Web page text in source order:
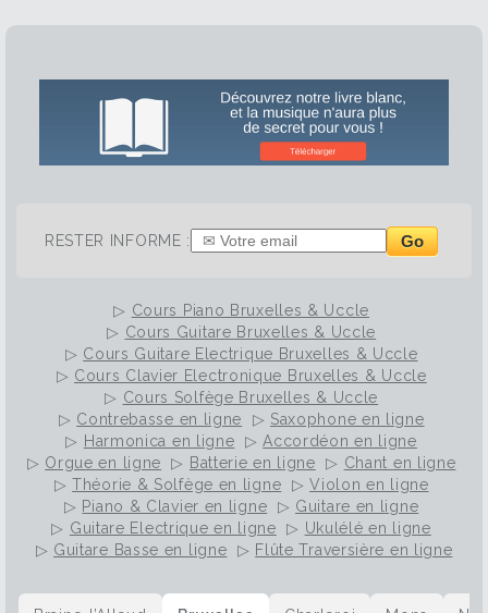
RESTER INFORME : Go
▷ Cours Piano Bruxelles & Uccle
▷ Cours Guitare Bruxelles & Uccle
▷ Cours Guitare Electrique Bruxelles & Uccle
▷ Cours Clavier Electronique Bruxelles & Uccle
▷ Cours Solfège Bruxelles & Uccle
▷ Contrebasse en ligne ▷ Saxophone en ligne
▷ Harmonica en ligne ▷Accordéon en ligne
▷ Orgue en ligne ▷ Batterie en ligne ▷ Chant en ligne
▷Théorie & Solfège en ligne ▷Violon en ligne
▷ Piano & Clavier en ligne ▷ Guitare en ligne
▷ Guitare Electrique en ligne ▷ Ukulélé en ligne
▷ Guitare Basse en ligne ▷ Flûte Traversière en ligne